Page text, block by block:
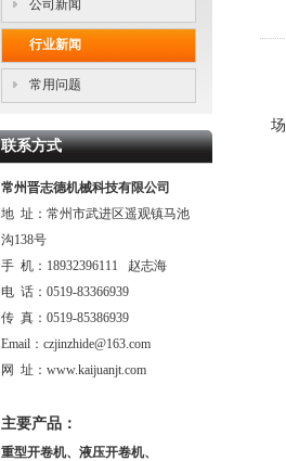
公司新闻
行业新闻
常用问题
联系方式
常州晋志德机械科技有限公司
地 址：常州市武进区遥观镇马池
沟138号
手 机：18932396111 赵志海
电 话：0519-83366939
传 真：0519-85386939
Email：czjinzhide@163.com
网 址：www.kaijuanjt.com
主要产品：
重型开卷机、液压开卷机、